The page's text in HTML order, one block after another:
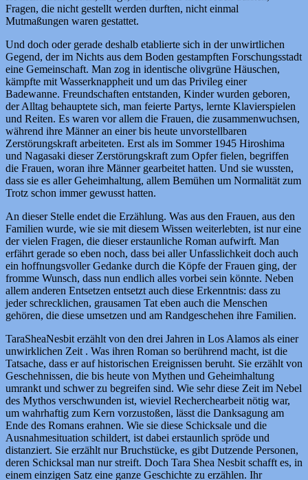
Fragen, die nicht gestellt werden durften, nicht einmal
Mutmaßungen waren gestattet.
Und doch oder gerade deshalb etablierte sich in der unwirtlichen
Gegend, der im Nichts aus dem Boden gestampften Forschungsstadt
eine Gemeinschaft. Man zog in identische olivgrüne Häuschen,
kämpfte mit Wasserknappheit und um das Privileg einer
Badewanne. Freundschaften entstanden, Kinder wurden geboren,
der Alltag behauptete sich, man feierte Partys, lernte Klavierspielen
und Reiten. Es waren vor allem die Frauen, die zusammenwuchsen,
während ihre Männer an einer bis heute unvorstellbaren
Zerstörungskraft arbeiteten. Erst als im Sommer 1945 Hiroshima
und Nagasaki dieser Zerstörungskraft zum Opfer fielen, begriffen
die Frauen, woran ihre Männer gearbeitet hatten. Und sie wussten,
dass sie es aller Geheimhaltung, allem Bemühen um Normalität zum
Trotz schon immer gewusst hatten.
An dieser Stelle endet die Erzählung. Was aus den Frauen, aus den
Familien wurde, wie sie mit diesem Wissen weiterlebten, ist nur eine
der vielen Fragen, die dieser erstaunliche Roman aufwirft. Man
erfährt gerade so eben noch, dass bei aller Unfasslichkeit doch auch
ein hoffnungsvoller Gedanke durch die Köpfe der Frauen ging, der
fromme Wunsch, dass nun endlich alles vorbei sein könnte. Neben
allem anderen Entsetzen entsetzt auch diese Erkenntnis: dass zu
jeder schrecklichen, grausamen Tat eben auch die Menschen
gehören, die diese umsetzen und am Randgeschehen ihre Familien.
TaraSheaNesbit erzählt von den drei Jahren in Los Alamos als einer
unwirklichen Zeit . Was ihren Roman so berührend macht, ist die
Tatsache, dass er auf historischen Ereignissen beruht. Sie erzählt von
Geschehnissen, die bis heute von Mythen und Geheimhaltung
umrankt und schwer zu begreifen sind. Wie sehr diese Zeit im Nebel
des Mythos verschwunden ist, wieviel Recherchearbeit nötig war,
um wahrhaftig zum Kern vorzustoßen, lässt die Danksagung am
Ende des Romans erahnen. Wie sie diese Schicksale und die
Ausnahmesituation schildert, ist dabei erstaunlich spröde und
distanziert. Sie erzählt nur Bruchstücke, es gibt Dutzende Personen,
deren Schicksal man nur streift. Doch Tara Shea Nesbit schafft es, in
einem einzigen Satz eine ganze Geschichte zu erzählen. Ihr